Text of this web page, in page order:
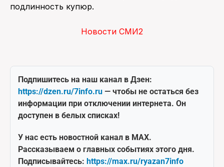
подлинность купюр.
Новости СМИ2
Подпишитесь на наш канал в Дзен:
https://dzen.ru/7info.ru — чтобы не остаться без
информации при отключении интернета. Он
доступен в белых списках!
У нас есть новостной канал в MAX.
Рассказываем о главных событиях этого дня.
Подписывайтесь: https://max.ru/ryazan7info